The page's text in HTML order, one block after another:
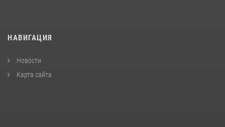
НАВИГАЦИЯ
Новости
Карта сайта